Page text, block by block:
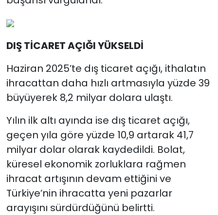
DIŞ TİCARET AÇIĞI YÜKSELDİ
Haziran 2025’te dış ticaret açığı, ithalatın
ihracattan daha hızlı artmasıyla yüzde 39
büyüyerek 8,2 milyar dolara ulaştı.
Yılın ilk altı ayında ise dış ticaret açığı,
geçen yıla göre yüzde 10,9 artarak 41,7
milyar dolar olarak kaydedildi. Bolat,
küresel ekonomik zorluklara rağmen
ihracat artışının devam ettiğini ve
Türkiye’nin ihracatta yeni pazarlar
arayışını sürdürdüğünü belirtti.